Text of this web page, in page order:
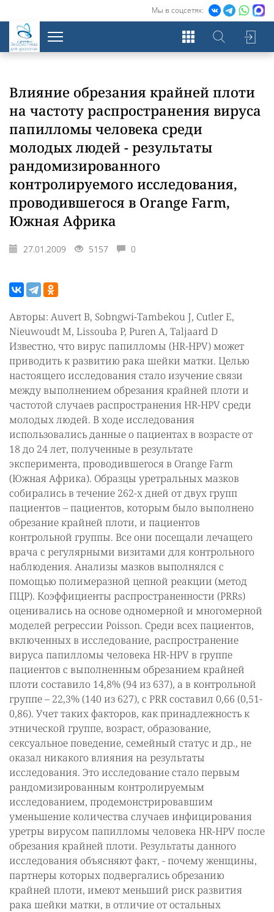
Мы в соцсетях:
Экосистема
для урологов
Влияние обрезания крайней плоти
на частоту распространения вируса
папилломы человека среди
молодых людей - результаты
рандомизированного
контролируемого исследования,
проводившегося в Orange Farm,
Южная Африка
27.01.2009 5157 0
Авторы: Auvert B, Sobngwi-Tambekou J, Cutler E,
Nieuwoudt M, Lissouba P, Puren A, Taljaard D
Известно, что вирус папилломы (HR-HPV) может
приводить к развитию рака шейки матки. Целью
настоящего исследования стало изучение связи
между выполнением обрезания крайней плоти и
частотой случаев распространения HR-HPV среди
молодых людей. В ходе исследования
использовались данные о пациентах в возрасте от
18 до 24 лет, полученные в результате
эксперимента, проводившегося в Orange Farm
(Южная Африка). Образцы уретральных мазков
собирались в течение 262-х дней от двух групп
пациентов – пациентов, которым было выполнено
обрезание крайней плоти, и пациентов
контрольной группы. Все они посещали лечащего
врача с регулярными визитами для контрольного
наблюдения. Анализы мазков выполнялся с
помощью полимеразной цепной реакции (метод
ПЦР). Коэффициенты распространенности (PRRs)
оценивались на основе одномерной и многомерной
моделей регрессии Poisson. Среди всех пациентов,
включенных в исследование, распространение
вируса папилломы человека HR-HPV в группе
пациентов с выполненным обрезанием крайней
плоти составило 14,8% (94 из 637), а в контрольной
группе – 22,3% (140 из 627), с PRR составил 0,66 (0,51-
0,86). Учет таких факторов, как принадлежность к
этнической группе, возраст, образование,
сексуальное поведение, семейный статус и др., не
оказал никакого влияния на результаты
исследования. Это исследование стало первым
рандомизированным контролируемым
исследованием, продемонстрировавшим
уменьшение количества случаев инфицирования
уретры вирусом папилломы человека HR-HPV после
обрезания крайней плоти. Результаты данного
исследования объясняют факт, - почему женщины,
партнеры которых подвергались обрезанию
крайней плоти, имеют меньший риск развития
рака шейки матки, в отличие от остальных